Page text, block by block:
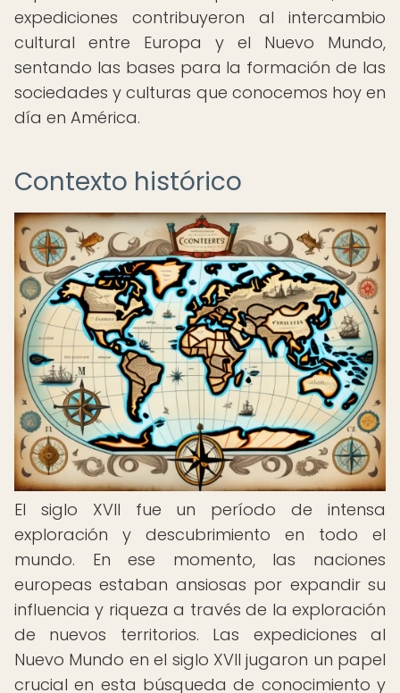
expediciones contribuyeron al intercambio
cultural entre Europa y el Nuevo Mundo,
sentando las bases para la formación de las
sociedades y culturas que conocemos hoy en
día en América.
Contexto histórico
El siglo XVII fue un período de intensa
exploración y descubrimiento en todo el
mundo. En ese momento, las naciones
europeas estaban ansiosas por expandir su
influencia y riqueza a través de la exploración
de nuevos territorios. Las expediciones al
Nuevo Mundo en el siglo XVII jugaron un papel
crucial en esta búsqueda de conocimiento y